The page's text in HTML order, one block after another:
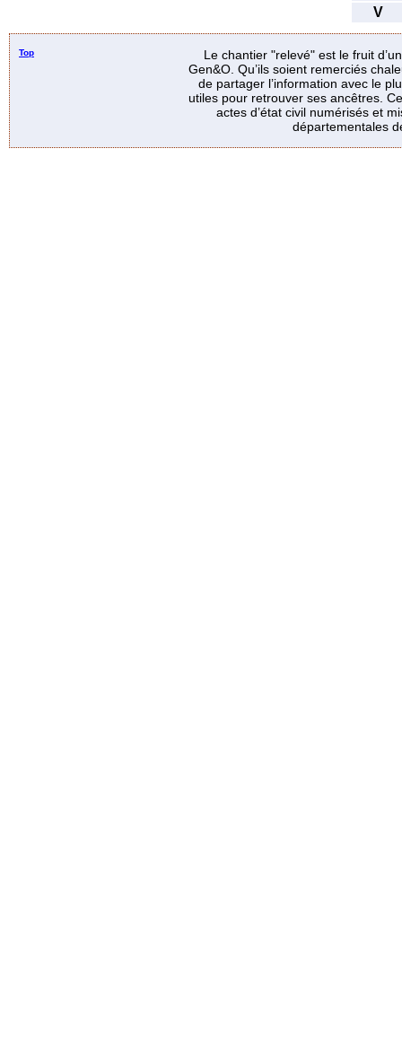
V
Top
Le chantier "relevé" est le fruit
Gen&O. Qu’ils soient remerciés
de partager l’information avec le
utiles pour retrouver ses ancêtres.
actes d’état civil numérisés et
départementales